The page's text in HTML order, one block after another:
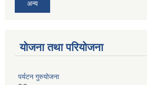
अन्य
योजना तथा परियोजना
पर्यटन गुरुयोजना